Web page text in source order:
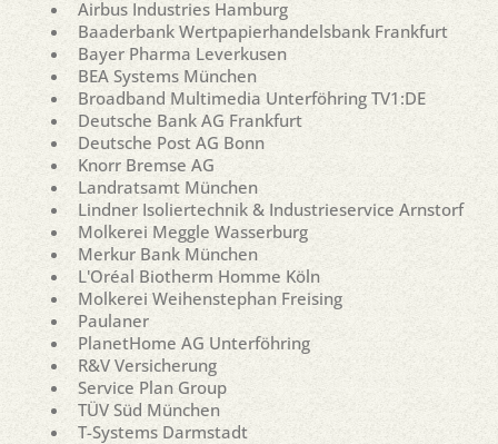
Airbus Industries Hamburg
Baaderbank Wertpapierhandelsbank Frankfurt
Bayer Pharma Leverkusen
BEA Systems München
Broadband Multimedia Unterföhring TV1:DE
Deutsche Bank AG Frankfurt
Deutsche Post AG Bonn
Knorr Bremse AG
Landratsamt München
Lindner Isoliertechnik & Industrieservice Arnstorf
Molkerei Meggle Wasserburg
Merkur Bank München
L'Oréal Biotherm Homme Köln
Molkerei Weihenstephan Freising
Paulaner
PlanetHome AG Unterföhring
R&V Versicherung
Service Plan Group
TÜV Süd München
T-Systems Darmstadt